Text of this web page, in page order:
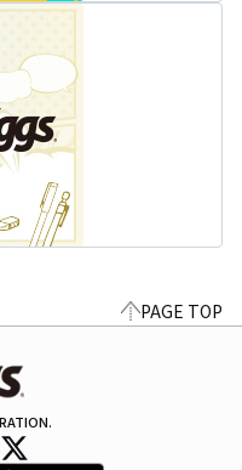
PAGE TOP